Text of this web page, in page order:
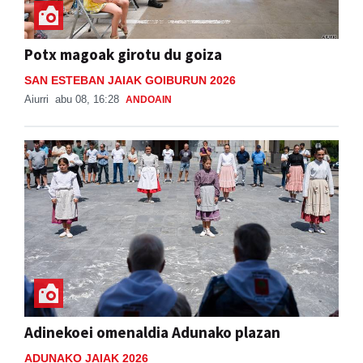
Potx magoak girotu du goiza
SAN ESTEBAN JAIAK GOIBURUN 2026
Aiurri abu 08, 16:28 ANDOAIN
Adinekoei omenaldia Adunako plazan
ADUNAKO JAIAK 2026